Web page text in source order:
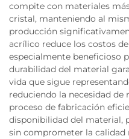
compite con materiales
cristal, manteniendo al
producción
acrílico reduce los costos
especialmente beneficioso
durabilidad del material
vida que sigue
reduciendo la necesidad de
proceso de fabricación
disponibilidad del material,
sin comprometer la calidad